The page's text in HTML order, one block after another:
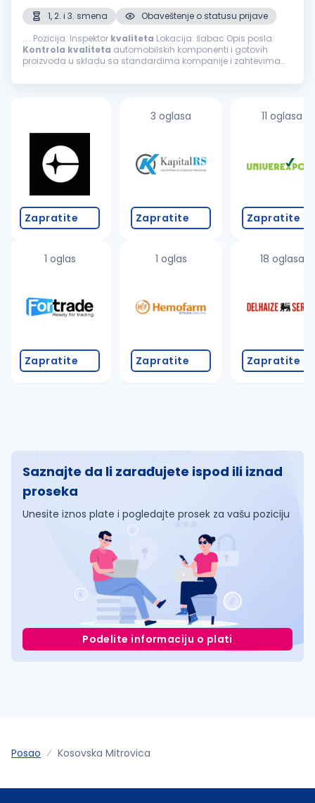
1, 2. i 3. smena
Obaveštenje o statusu prijave
.... Pozicija: Inspektor kvaliteta Lokacija: šabac Opis posla:
Kontrola kvaliteta automobilskih komponenti i gotovih
proizvoda u skladu sa standardima kompanije i zahtevima
proizvodnog procesa...
Zapratite
1 oglas
Zapratite
3 oglasa
Zapratite
1 oglas
Zapratite
11 oglasa
Zapratite
18 oglasa
Zapratite
Saznajte da li zarađujete ispod ili iznad
proseka
Unesite iznos plate i pogledajte prosek za vašu poziciju
Podelite informaciju o plati
Posao Kosovska Mitrovica